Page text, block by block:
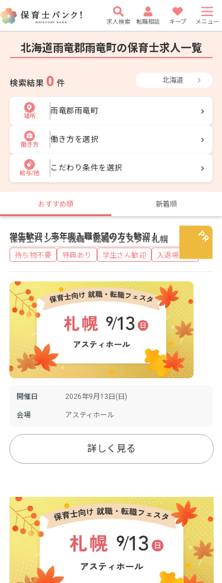
求人検索 転職相談 キープ メニュー
北海道雨竜郡雨竜町の保育士求人一覧
検索結果 0 件 北海道
場所
雨竜郡雨竜町
働き方
働き方を選択
給与/他
こだわり条件を選択
おすすめ順 新着順
保育士バンク！就職・転職フェスタin 札幌
学生歓迎！来年度入職希望の方も歓迎！
持ち物不要 特典あり 学生さん歓迎 入退場自由
開催日 2026年9月13日(日)
会場 アスティホール
詳しく見る